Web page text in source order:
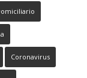
Coronavirus